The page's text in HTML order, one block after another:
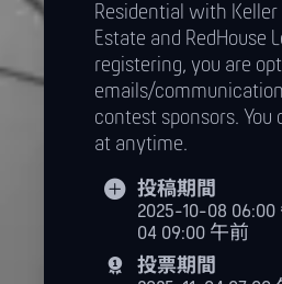
Residential with Keller
Estate and RedHouse
registering, you are
emails/
contest sponsors. You
at anytime.
投稿期間
2025-10-08
04 09:00 午前
投票期間